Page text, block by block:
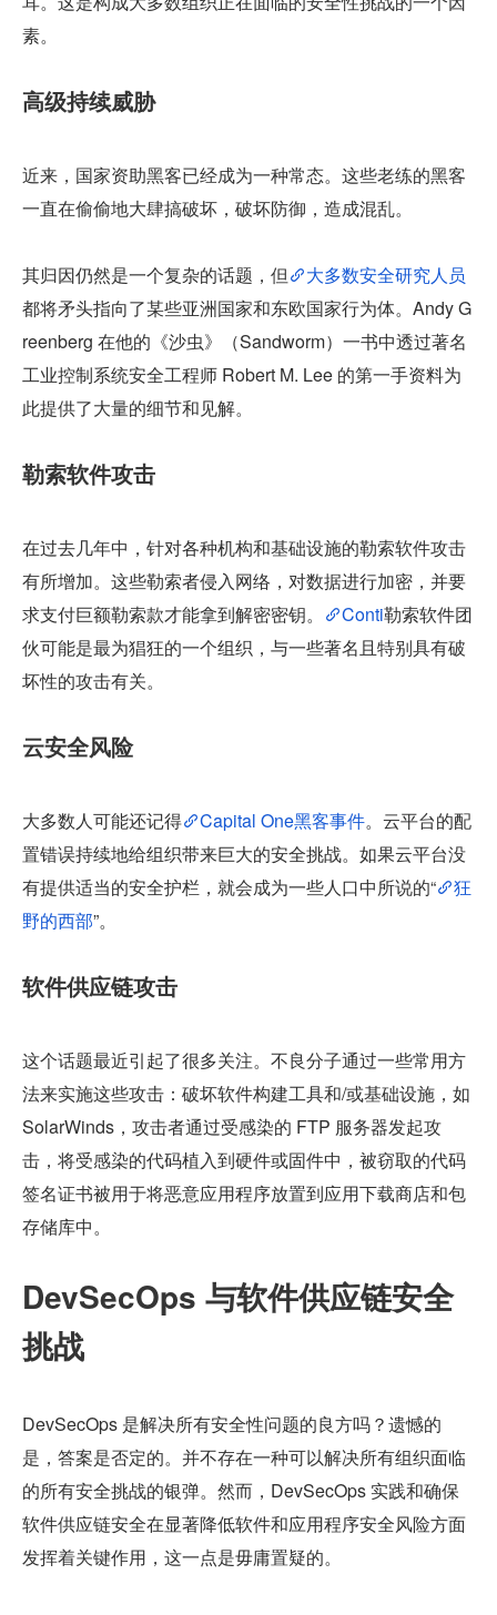
素。
高级持续威胁
近来，国家资助黑客已经成为一种常态。这些老练的黑客
一直在偷偷地大肆搞破坏，破坏防御，造成混乱。
其归因仍然是一个复杂的话题，但
大多数安全研究人员
都将矛头指向了某些亚洲国家和东欧国家行为体。Andy G
reenberg 在他的《沙虫》（Sandworm）一书中透过著名
工业控制系统安全工程师 Robert M. Lee 的第一手资料为
此提供了大量的细节和见解。
勒索软件攻击
在过去几年中，针对各种机构和基础设施的勒索软件攻击
有所增加。这些勒索者侵入网络，对数据进行加密，并要
求支付巨额勒索款才能拿到解密密钥。
Conti勒索软件团
伙可能是最为猖狂的一个组织，与一些著名且特别具有破
坏性的攻击有关。
云安全风险
大多数人可能还记得 Capital One黑客事件。云平台的配
置错误持续地给组织带来巨大的安全挑战。如果云平台没
有提供适当的安全护栏，就会成为一些人口中所说的“
狂
野的西部”。
软件供应链攻击
这个话题最近引起了很多关注。不良分子通过一些常用方
法来实施这些攻击：破坏软件构建工具和/或基础设施，如
SolarWinds，攻击者通过受感染的 FTP 服务器发起攻
击，将受感染的代码植入到硬件或固件中，被窃取的代码
签名证书被用于将恶意应用程序放置到应用下载商店和包
存储库中。
DevSecOps 与软件供应链安全
挑战
DevSecOps 是解决所有安全性问题的良方吗？遗憾的
是，答案是否定的。并不存在一种可以解决所有组织面临
的所有安全挑战的银弹。然而，DevSecOps 实践和确保
软件供应链安全在显著降低软件和应用程序安全风险方面
发挥着关键作用，这一点是毋庸置疑的。